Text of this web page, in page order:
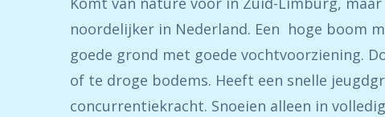
noordelijker in Nederland. Een hoge boom
goede grond met goede vochtvoorziening.
of te droge bodems. Heeft een snelle
concurrentiekracht. Snoeien alleen in